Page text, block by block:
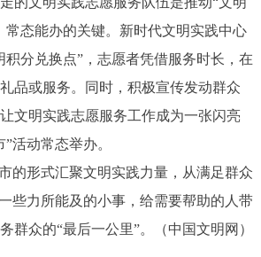
常态能办的关键。新时代文明实践中心
积分兑换点”，志愿者凭借服务时长，在
品或服务。同时，积极宣传发动群众
文明实践志愿服务工作成为一张闪亮
活动常态举办。
形式汇聚文明实践力量，从满足群众
些力所能及的小事，给需要帮助的人带
群众的“最后一公里”。（中国文明网）